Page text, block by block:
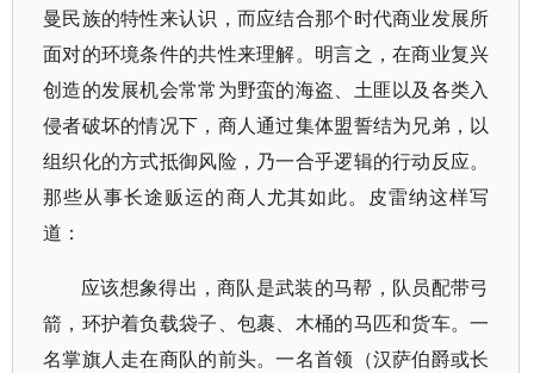
曼民族的特性来认识，而应结合那个时代商业发展所
面对的环境条件的共性来理解。明言之，在商业复兴
创造的发展机会常常为野蛮的海盗、土匪以及各类入
侵者破坏的情况下，商人通过集体盟誓结为兄弟，以
组织化的方式抵御风险，乃一合乎逻辑的行动反应。
那些从事长途贩运的商人尤其如此。皮雷纳这样写
道：
应该想象得出，商队是武装的马帮，队员配带弓
箭，环护着负载袋子、包裹、木桶的马匹和货车。一
名掌旗人走在商队的前头。一名首领（汉萨伯爵或长